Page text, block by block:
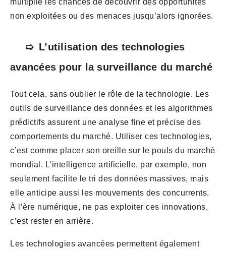
multiplie les chances de découvrir des opportunités
non exploitées ou des menaces jusqu’alors ignorées.
L’utilisation des technologies
avancées pour la surveillance du marché
Tout cela, sans oublier le rôle de la technologie. Les
outils de surveillance des données et les algorithmes
prédictifs assurent une analyse fine et précise des
comportements du marché. Utiliser ces technologies,
c’est comme placer son oreille sur le pouls du marché
mondial. L’intelligence artificielle, par exemple, non
seulement facilite le tri des données massives, mais
elle anticipe aussi les mouvements des concurrents.
À l’ère numérique, ne pas exploiter ces innovations,
c’est rester en arrière.
Les technologies avancées permettent également